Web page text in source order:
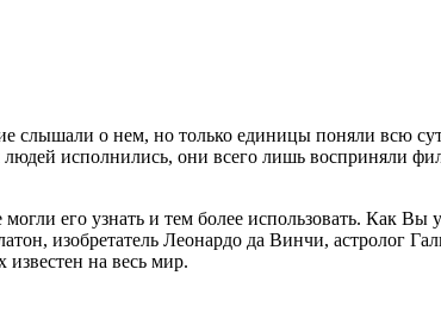
слышали о нем, но только единицы поняли всю
исполнились, они всего лишь восприняли
его узнать и тем более использовать. Как Вы
изобретатель Леонардо да Винчи, астролог
на весь мир.